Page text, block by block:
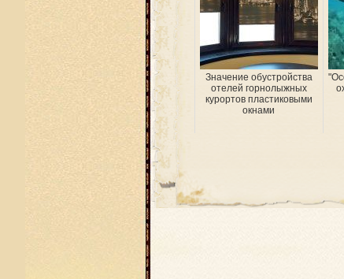
Значение обустройства
отелей горнолыжных
курортов пластиковыми
окнами